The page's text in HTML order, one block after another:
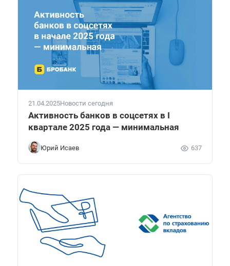
21.04.2025Новости сегодня
Активность банков в соцсетях в I
квартале 2025 года — минимальная
Юрий Исаев 637